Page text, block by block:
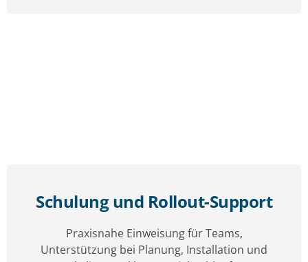
Schulung und Rollout-Support
Praxisnahe Einweisung für Teams,
Unterstützung bei Planung, Installation und